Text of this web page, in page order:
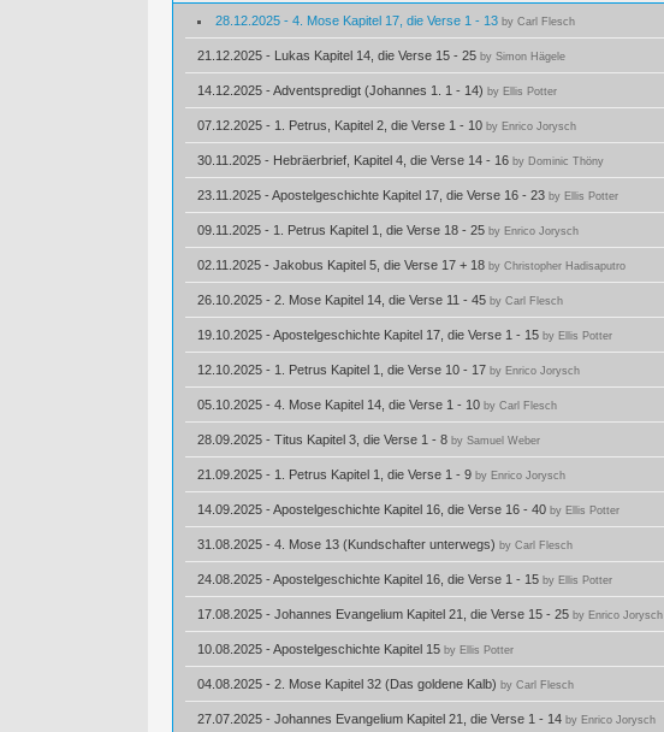
28.12.2025 - 4. Mose Kapitel 17, die Verse 1 - 13 by Carl Flesch
21.12.2025 - Lukas Kapitel 14, die Verse 15 - 25 by Simon Hägele
14.12.2025 - Adventspredigt (Johannes 1. 1 - 14) by Ellis Potter
07.12.2025 - 1. Petrus, Kapitel 2, die Verse 1 - 10 by Enrico Jorysch
30.11.2025 - Hebräerbrief, Kapitel 4, die Verse 14 - 16 by Dominic Thöny
23.11.2025 - Apostelgeschichte Kapitel 17, die Verse 16 - 23 by Ellis Potter
09.11.2025 - 1. Petrus Kapitel 1, die Verse 18 - 25 by Enrico Jorysch
02.11.2025 - Jakobus Kapitel 5, die Verse 17 + 18 by Christopher Hadisaputro
26.10.2025 - 2. Mose Kapitel 14, die Verse 11 - 45 by Carl Flesch
19.10.2025 - Apostelgeschichte Kapitel 17, die Verse 1 - 15 by Ellis Potter
12.10.2025 - 1. Petrus Kapitel 1, die Verse 10 - 17 by Enrico Jorysch
05.10.2025 - 4. Mose Kapitel 14, die Verse 1 - 10 by Carl Flesch
28.09.2025 - Titus Kapitel 3, die Verse 1 - 8 by Samuel Weber
21.09.2025 - 1. Petrus Kapitel 1, die Verse 1 - 9 by Enrico Jorysch
14.09.2025 - Apostelgeschichte Kapitel 16, die Verse 16 - 40 by Ellis Potter
31.08.2025 - 4. Mose 13 (Kundschafter unterwegs) by Carl Flesch
24.08.2025 - Apostelgeschichte Kapitel 16, die Verse 1 - 15 by Ellis Potter
17.08.2025 - Johannes Evangelium Kapitel 21, die Verse 15 - 25 by Enrico Jorysch
10.08.2025 - Apostelgeschichte Kapitel 15 by Ellis Potter
04.08.2025 - 2. Mose Kapitel 32 (Das goldene Kalb) by Carl Flesch
27.07.2025 - Johannes Evangelium Kapitel 21, die Verse 1 - 14 by Enrico Jorysch